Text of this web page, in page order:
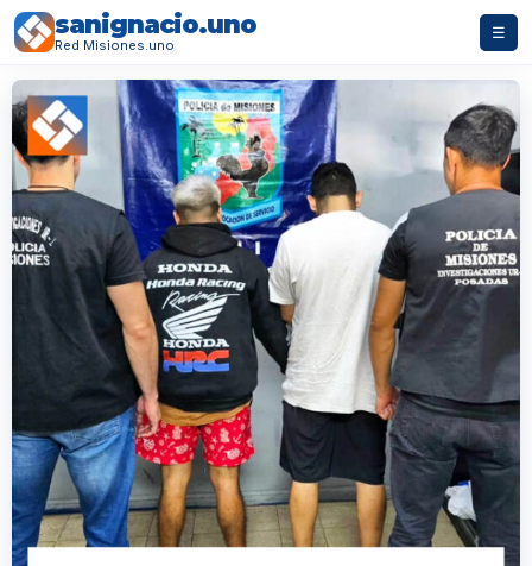
sanignacio.uno
Red Misiones.uno
☰